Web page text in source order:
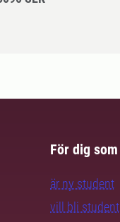
För dig som
är ny student
vill bli student